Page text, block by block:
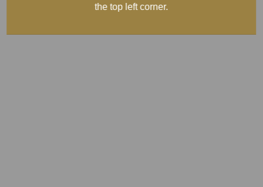
the top left corner.